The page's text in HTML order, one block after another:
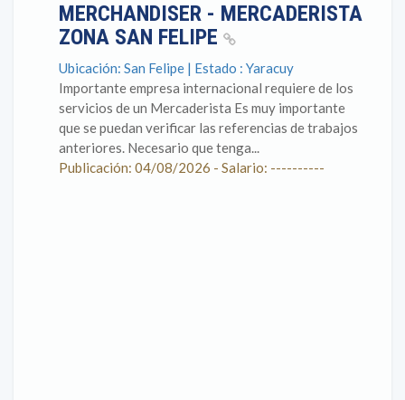
MERCHANDISER - MERCADERISTA
ZONA SAN FELIPE
Ubicación: San Felipe | Estado : Yaracuy
Importante empresa internacional requiere de los
servicios de un Mercaderista Es muy importante
que se puedan verificar las referencias de trabajos
anteriores. Necesario que tenga...
Publicación: 04/08/2026 - Salario: ----------